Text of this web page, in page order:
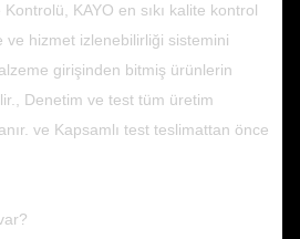
KAYO en sıkı kalite kontrol
ve hizmet izlenebilirliği sistemini
girişinden bitmiş ürünlerin
Denetim ve test tüm üretim
ve Kapsamlı test teslimattan önce